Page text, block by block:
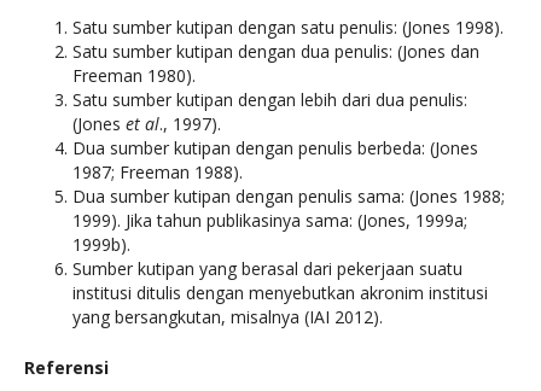
Satu sumber kutipan dengan satu penulis: (Jones 1998).
Satu sumber kutipan dengan dua penulis: (Jones dan
Freeman 1980).
Satu sumber kutipan dengan lebih dari dua penulis:
(Jones et al., 1997).
Dua sumber kutipan dengan penulis berbeda: (Jones
1987; Freeman 1988).
Dua sumber kutipan dengan penulis sama: (Jones 1988;
1999). Jika tahun publikasinya sama: (Jones, 1999a;
1999b).
Sumber kutipan yang berasal dari pekerjaan suatu
institusi ditulis dengan menyebutkan akronim institusi
yang bersangkutan, misalnya (IAI 2012).
Referensi